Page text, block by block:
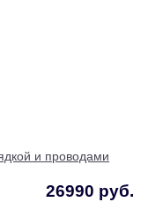
и проводами
26990 руб.